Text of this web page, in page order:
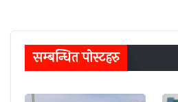
सम्बन्धित पाेस्टहरु